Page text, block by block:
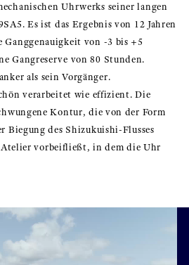
Uhrwerks seiner langen
Es ist das Ergebnis von 12 Jahren
von -3 bis +5
Gangreserve von 80 Stunden.
als sein Vorgänger.
verarbeitet wie effizient. Die
Kontur, die von der Form
Biegung des Shizukuishi-Flusses
vorbeifließt, in dem die Uhr